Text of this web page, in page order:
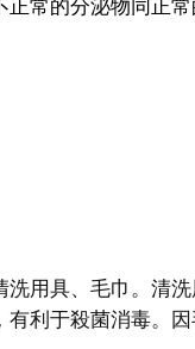
的分泌物同正常
具、毛巾。清洗
利于殺菌消毒。